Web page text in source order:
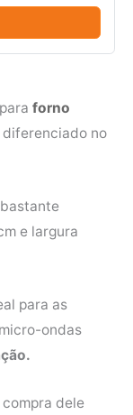
forno
no
e largura
para as
ondas
dele